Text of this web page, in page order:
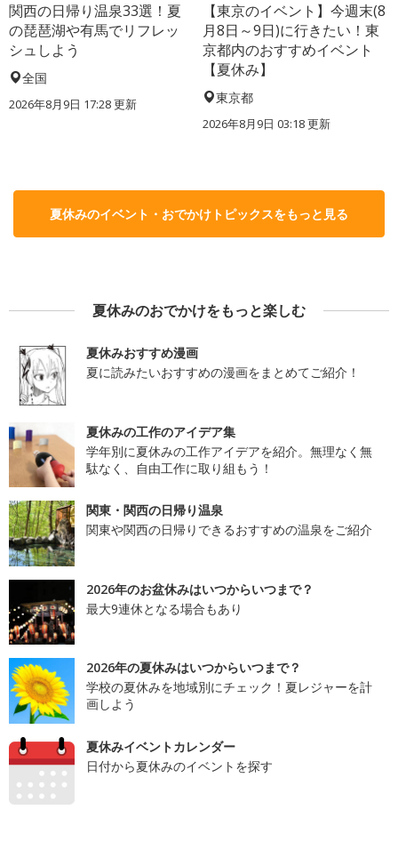
関西の日帰り温泉33選！夏
の琵琶湖や有馬でリフレッ
シュしよう
全国
2026年8月9日 17:28更新
【東京のイベント】今週末(8
月8日～9日)に行きたい！東
京都内のおすすめイベント
【夏休み】
東京都
2026年8月9日 03:18更新
夏休みのイベント・おでかけトピックスをもっと見る
夏休みのおでかけをもっと楽しむ
夏休みおすすめ漫画
夏に読みたいおすすめの漫画をまとめてご紹介！
夏休みの工作のアイデア集
学年別に夏休みの工作アイデアを紹介。無理なく無
駄なく、自由工作に取り組もう！
関東・関西の日帰り温泉
関東や関西の日帰りできるおすすめの温泉をご紹介
2026年のお盆休みはいつからいつまで？
最大9連休となる場合もあり
2026年の夏休みはいつからいつまで？
学校の夏休みを地域別にチェック！夏レジャーを計
画しよう
夏休みイベントカレンダー
日付から夏休みのイベントを探す